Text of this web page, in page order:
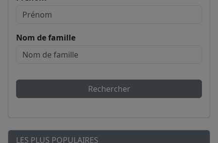
Nom de famille
Rechercher
LES PLUS POPULAIRES